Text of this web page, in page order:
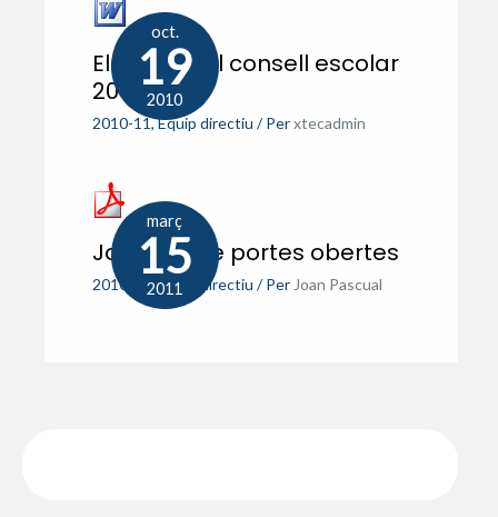
oct.
19
2010
Eleccions al consell escolar
2010
2010-11,Equip directiu / Per xtecadmin
març
15
2011
Jornada de portes obertes
2010-11,Equip directiu / Per Joan Pascual